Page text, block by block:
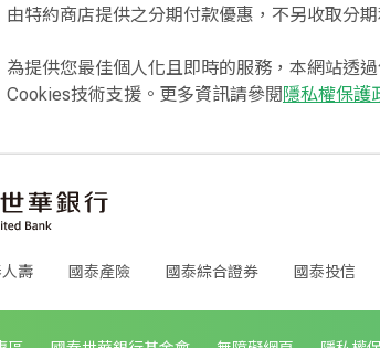
由特約商店提供之分期付款優惠，不另收取分
為提供您最佳個人化且即時的服務，本網站透
Cookies技術支援。更多資訊請參閱隱私權保護
人壽 國泰產險 國泰綜合證券 國泰投信